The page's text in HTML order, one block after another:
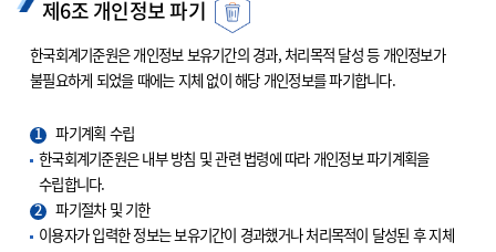
제6조 개인정보 파기
한국회계기준원은 개인정보 보유기간의 경과, 처리목적 달성 등 개인정보가
불필요하게 되었을 때에는 지체 없이 해당 개인정보를 파기합니다.
1
파기계획 수립
한국회계기준원은 내부 방침 및 관련 법령에 따라 개인정보 파기계획을
수립합니다.
2
파기절차 및 기한
이용자가 입력한 정보는 보유기간이 경과했거나 처리목적이 달성된 후 지체